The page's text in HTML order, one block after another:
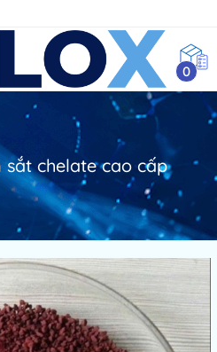
0
sắt chelate cao cấp